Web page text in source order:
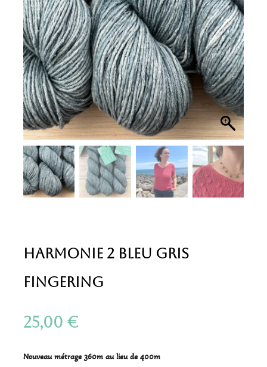
Harmonie 2 Bleu Gris
Fingering
25,00 €
Nouveau métrage 360m au lieu de 400m